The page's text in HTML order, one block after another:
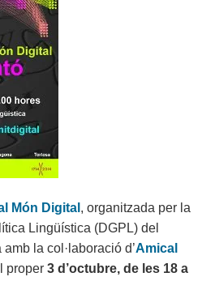
Món Digital , organitzada per la
Lingüística (DGPL) del
la col·laboració d’Amical
proper 3 d’octubre, de les 18 a